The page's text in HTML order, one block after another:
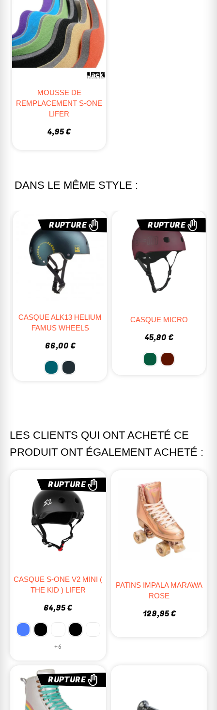
MOUSSE DE
REMPLACEMENT S-ONE
LIFER
4,95 €
DANS LE MÊME STYLE :
RUPTURE
CASQUE ALK13 HELIUM
FAMUS WHEELS
66,00 €
RUPTURE
CASQUE MICRO
45,90 €
LES CLIENTS QUI ONT ACHETÉ CE
PRODUIT ONT ÉGALEMENT ACHETÉ :
RUPTURE
CASQUE S-ONE V2 MINI (
THE KID ) LIFER
64,95 €
+6
PATINS IMPALA MARAWA
ROSE
129,95 €
RUPTURE